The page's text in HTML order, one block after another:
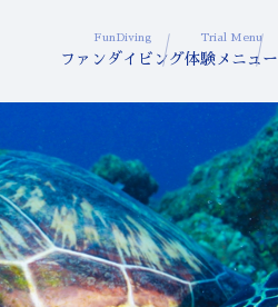
FunDiving
ファンダイビング
Trial Menu
体験メニュー